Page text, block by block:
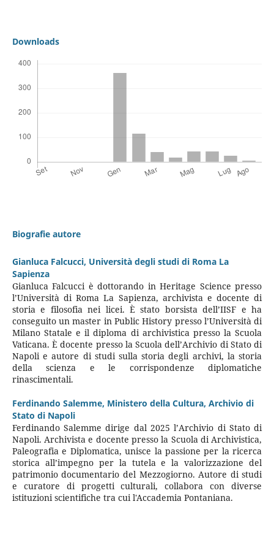
Downloads
Biografie autore
Gianluca Falcucci, Università degli studi di Roma La
Sapienza
Gianluca Falcucci è dottorando in Heritage Science presso
l’Università di Roma La Sapienza, archivista e docente di
storia e filosofia nei licei. È stato borsista dell’IISF e ha
conseguito un master in Public History presso l’Università di
Milano Statale e il diploma di archivistica presso la Scuola
Vaticana. È docente presso la Scuola dell’Archivio di Stato di
Napoli e autore di studi sulla storia degli archivi, la storia
della scienza e le corrispondenze diplomatiche
rinascimentali.
Ferdinando Salemme, Ministero della Cultura, Archivio di
Stato di Napoli
Ferdinando Salemme dirige dal 2025 l’Archivio di Stato di
Napoli. Archivista e docente presso la Scuola di Archivistica,
Paleografia e Diplomatica, unisce la passione per la ricerca
storica all’impegno per la tutela e la valorizzazione del
patrimonio documentario del Mezzogiorno. Autore di studi
e curatore di progetti culturali, collabora con diverse
istituzioni scientifiche tra cui l'Accademia Pontaniana.